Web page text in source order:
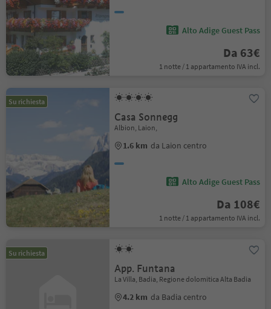
Alto Adige Guest Pass
Da 63€
1 notte / 1 appartamento IVA incl.
Su richiesta
Casa Sonnegg
Albion, Laion,
1.6 km da Laion centro
Alto Adige Guest Pass
Da 108€
1 notte / 1 appartamento IVA incl.
Su richiesta
App. Funtana
La Villa, Badia, Regione dolomitica Alta Badia
4.2 km da Badia centro